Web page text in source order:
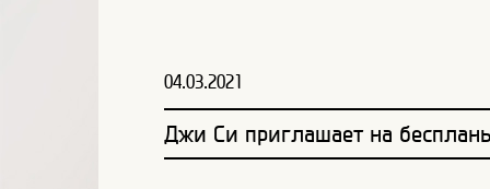
04.03.2021
Джи Си приглашает на